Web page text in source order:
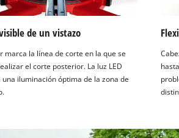
de un vistazo
marca la línea de corte en la que se
el corte posterior. La luz LED
una iluminación óptima de la zona de